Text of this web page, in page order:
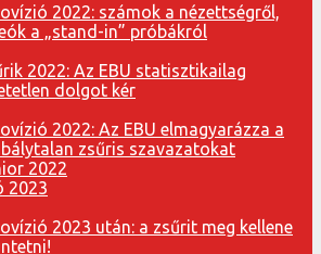
2022: számok a nézettségről,
a „stand-in” próbákról
2022: Az EBU statisztikailag
dolgot kér
2022: Az EBU elmagyarázza a
zsűris szavazatokat
2022
2023
2023 után: a zsűrit meg kellene